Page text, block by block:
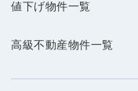
値下げ物件一覧
高級不動産物件一覧